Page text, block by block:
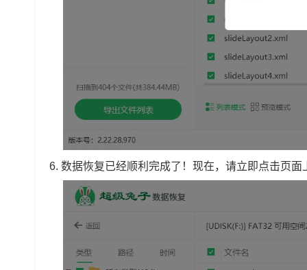
6. 数据恢复已经顺利完成了！现在，请立即点击页